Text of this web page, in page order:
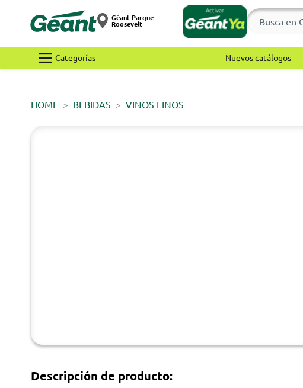
Géant Parque
Roosevelt
Categorías Nuevos catálogos
HOME BEBIDAS VINOS FINOS
Descripción de producto: